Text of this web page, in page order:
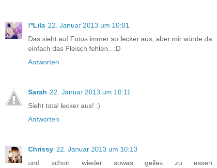
!*Lila 22. Januar 2013 um 10:01
Das sieht auf Fotos immer so lecker aus, aber mir würde da
einfach das Fleisch fehlen.. :D
Antworten
Sarah 22. Januar 2013 um 10:11
Sieht total lecker aus! :)
Antworten
Chrissy 22. Januar 2013 um 10:13
und schon wieder sowas geiles zu essen